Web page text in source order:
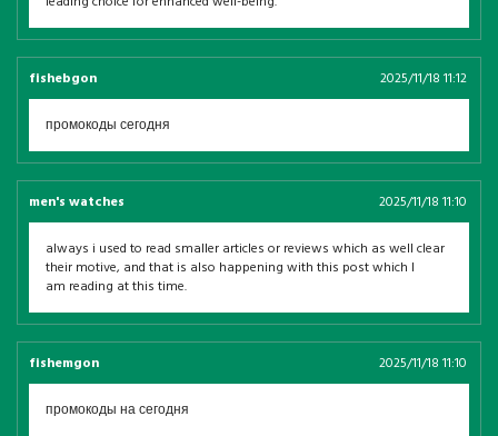
fishebgon 2025/11/18 11:12
промокоды сегодня
men's watches 2025/11/18 11:10
always i used to read smaller articles or reviews which as well clear
their motive, and that is also happening with this post which I
am reading at this time.
fishemgon 2025/11/18 11:10
промокоды на сегодня